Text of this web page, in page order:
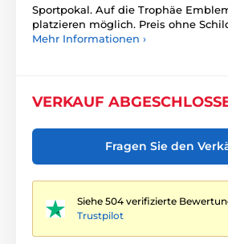
Sportpokal. Auf die Trophäe
platzieren möglich. Preis ohne
Mehr Informationen ›
VERKAUF
Fragen Sie den
Siehe 504 verifizierte
Trustpilot